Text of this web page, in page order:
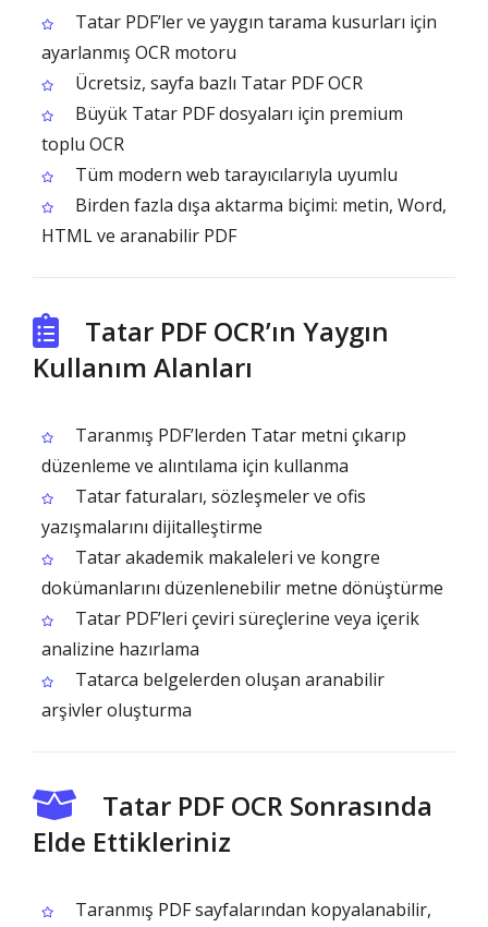
Tatar PDF’ler ve yaygın tarama kusurları için
ayarlanmış OCR motoru
Ücretsiz, sayfa bazlı Tatar PDF OCR
Büyük Tatar PDF dosyaları için premium
toplu OCR
Tüm modern web tarayıcılarıyla uyumlu
Birden fazla dışa aktarma biçimi: metin, Word,
HTML ve aranabilir PDF
Tatar PDF OCR’ın Yaygın
Kullanım Alanları
Taranmış PDF’lerden Tatar metni çıkarıp
düzenleme ve alıntılama için kullanma
Tatar faturaları, sözleşmeler ve ofis
yazışmalarını dijitalleştirme
Tatar akademik makaleleri ve kongre
dokümanlarını düzenlenebilir metne dönüştürme
Tatar PDF’leri çeviri süreçlerine veya içerik
analizine hazırlama
Tatarca belgelerden oluşan aranabilir
arşivler oluşturma
Tatar PDF OCR Sonrasında
Elde Ettikleriniz
Taranmış PDF sayfalarından kopyalanabilir,